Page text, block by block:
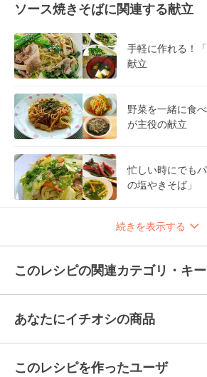
ソース焼きそばに関連する献立
手軽に作れる！
献立
野菜を一緒に食
が主役の献立
忙しい時にでも
の塩やきそば」
続きを表示する
このレシピの関連カテゴリ・キ
あなたにイチオシの商品
このレシピを作ったユーザ